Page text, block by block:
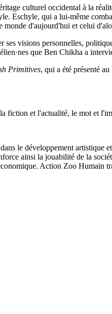
culturel occidental à la
Eschyle, qui a lui-même
monde d'aujourd'hui et celui
visions personnelles,
que Ben Chikha a
Primitives, qui a été présenté
fiction et l'actualité, le mot et
le développement artistique
ainsi la jouabilité de la
Action Zoo Humain